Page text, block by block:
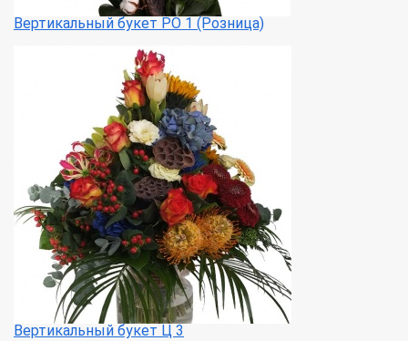
Вертикальный букет РО 1 (Розница)
Вертикальный букет Ц 3